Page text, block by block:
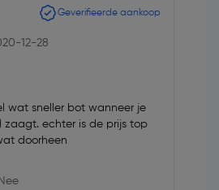
Geverifieerde aankoop
12-28
wat sneller bot wanneer je
zaagt. echter is de prijs top
doorheen